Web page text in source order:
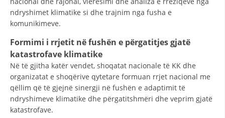
SOCIALO-HUMANITARE
PËRGATITSHMËRI DHE VEPRIM GJATË KATASTROFAVE
EKIPE PËRGJIGJE DISASTER
STACIONIN E UJIT SHPËTIMIT – VODNO
ndryshimet klimatike si dhe trajnim nga fusha e
komunikimeve.
Formimi i rrjetit në fushën e përgatitjes gjatë
katastrofave klimatike
Në të gjitha katër vendet, shoqatat nacionale të KK dhe
organizatat e shoqërive qytetare formuan rrjet nacional me
qëllim që të gjejnë sinergji në fushën e adaptimit të
ndryshimeve klimatike dhe përgatitshmëri dhe veprim gjatë
katastrofave.